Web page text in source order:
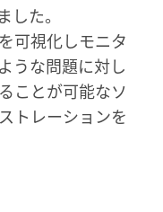
た。
可視化しモニタ
うな問題に対し
ことが可能なソ
トレーションを